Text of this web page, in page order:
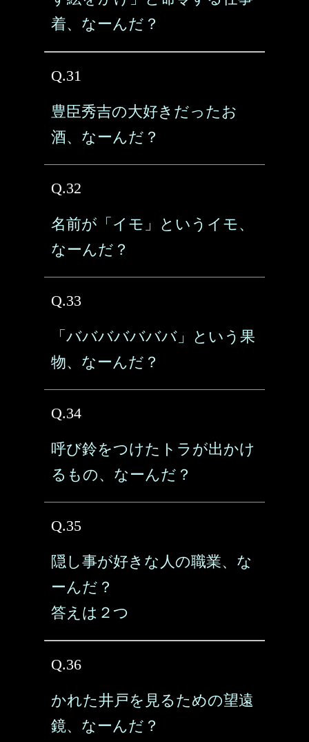
着、なーんだ？
Q.31
豊臣秀吉の大好きだったお
酒、なーんだ？
Q.32
名前が「イモ」というイモ、
なーんだ？
Q.33
「バババババババ」という果
物、なーんだ？
Q.34
呼び鈴をつけたトラが出かけ
るもの、なーんだ？
Q.35
隠し事が好きな人の職業、な
ーんだ？
答えは２つ
Q.36
かれた井戸を見るための望遠
鏡、なーんだ？